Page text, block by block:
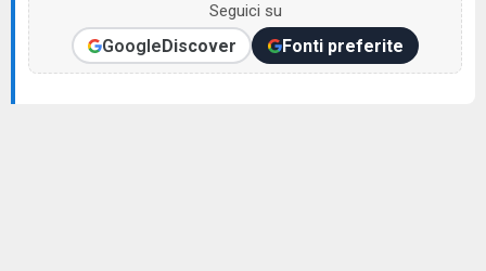
Seguici su
GoogleDiscover Fonti preferite